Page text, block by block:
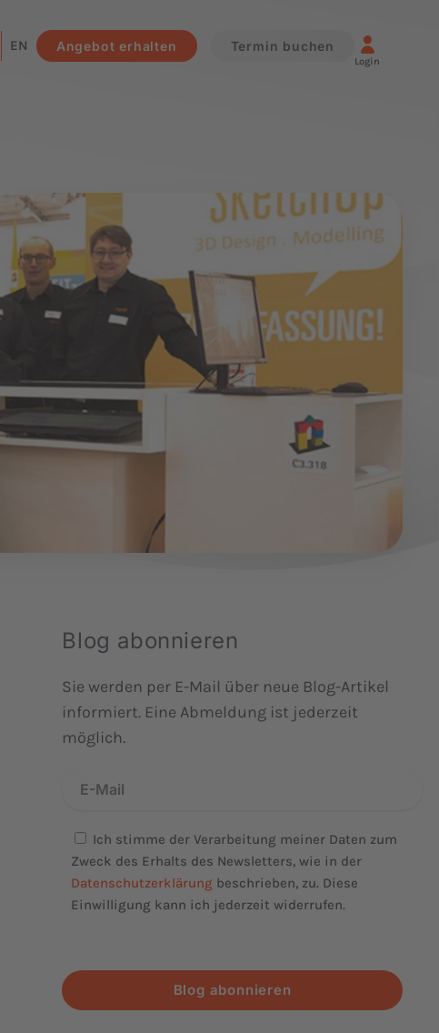
EN Angebot erhalten Termin buchen
Login
Blog abonnieren
Sie werden per E-Mail über neue Blog-Artikel
informiert. Eine Abmeldung ist jederzeit
möglich.
Ich stimme der Verarbeitung meiner Daten zum
Zweck des Erhalts des Newsletters, wie in der
Datenschutzerklärung beschrieben, zu. Diese
Einwilligung kann ich jederzeit widerrufen.
Blog abonnieren